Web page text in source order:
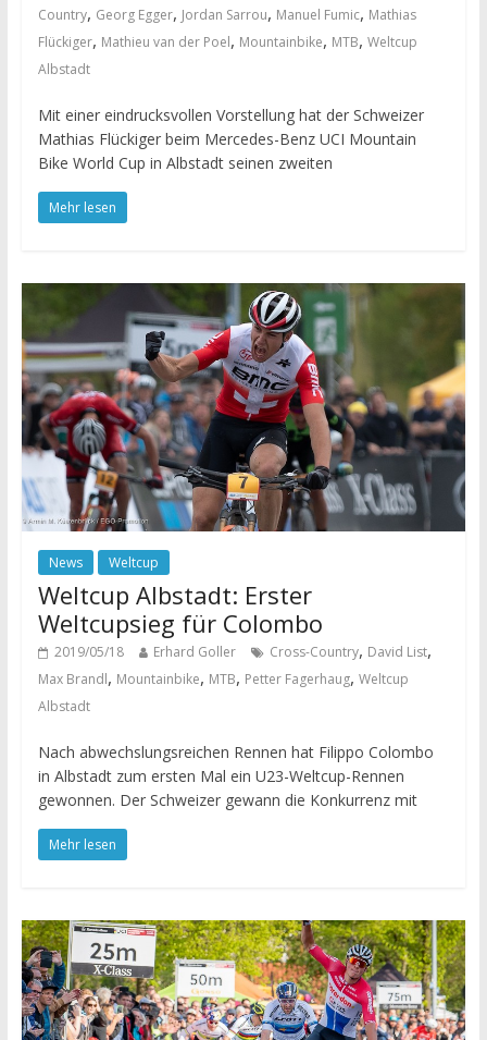
Country, Georg Egger, Jordan Sarrou, Manuel Fumic, Mathias
Flückiger, Mathieu van der Poel, Mountainbike, MTB, Weltcup
Albstadt
Mit einer eindrucksvollen Vorstellung hat der Schweizer
Mathias Flückiger beim Mercedes-Benz UCI Mountain
Bike World Cup in Albstadt seinen zweiten
Mehr lesen
News Weltcup
Weltcup Albstadt: Erster
Weltcupsieg für Colombo
2019/05/18 Erhard Goller Cross-Country, David List,
Max Brandl, Mountainbike, MTB, Petter Fagerhaug, Weltcup
Albstadt
Nach abwechslungsreichen Rennen hat Filippo Colombo
in Albstadt zum ersten Mal ein U23-Weltcup-Rennen
gewonnen. Der Schweizer gewann die Konkurrenz mit
Mehr lesen